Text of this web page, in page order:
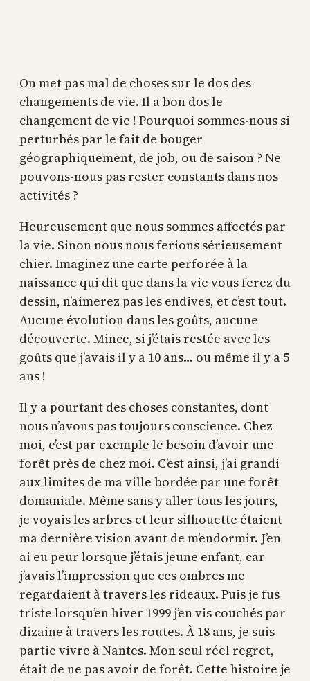
On met pas mal de choses sur le dos des
changements de vie. Il a bon dos le
changement de vie ! Pourquoi sommes-nous si
perturbés par le fait de bouger
géographiquement, de job, ou de saison ? Ne
pouvons-nous pas rester constants dans nos
activités ?
Heureusement que nous sommes affectés par
la vie. Sinon nous nous ferions sérieusement
chier. Imaginez une carte perforée à la
naissance qui dit que dans la vie vous ferez du
dessin, n’aimerez pas les endives, et c’est tout.
Aucune évolution dans les goûts, aucune
découverte. Mince, si j’étais restée avec les
goûts que j’avais il y a 10 ans… ou même il y a 5
ans !
Il y a pourtant des choses constantes, dont
nous n’avons pas toujours conscience. Chez
moi, c’est par exemple le besoin d’avoir une
forêt près de chez moi. C’est ainsi, j’ai grandi
aux limites de ma ville bordée par une forêt
domaniale. Même sans y aller tous les jours,
je voyais les arbres et leur silhouette étaient
ma dernière vision avant de m’endormir. J’en
ai eu peur lorsque j’étais jeune enfant, car
j’avais l’impression que ces ombres me
regardaient à travers les rideaux. Puis je fus
triste lorsqu’en hiver 1999 j’en vis couchés par
dizaine à travers les routes. À 18 ans, je suis
partie vivre à Nantes. Mon seul réel regret,
était de ne pas avoir de forêt. Cette histoire je